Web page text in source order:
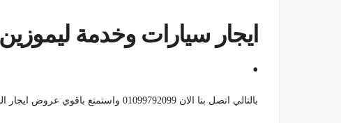
.
بالتالي اتصل بنا الان 01099792099 واستمتع باقوي عروض ايجار السيارات المرموقه باسعار مثالية